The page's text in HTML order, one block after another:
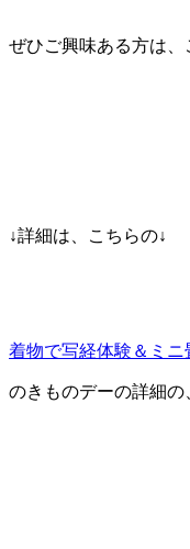
ぜひご興味ある方は、
↓詳細は、こちらの↓
着物で写経体験＆ミニ
のきものデーの詳細の